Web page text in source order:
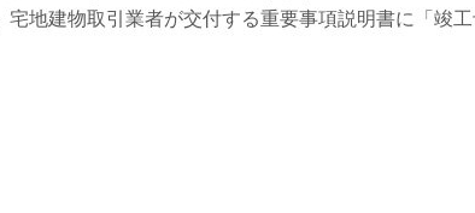
地建物取引業者が交付する重要事項説明書に「竣